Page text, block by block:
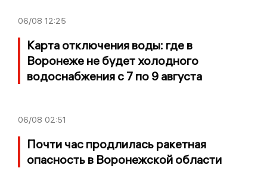
06/08 12:25
Карта отключения воды: где в
Воронеже не будет холодного
водоснабжения с 7 по 9 августа
06/08 02:51
Почти час продлилась ракетная
опасность в Воронежской области